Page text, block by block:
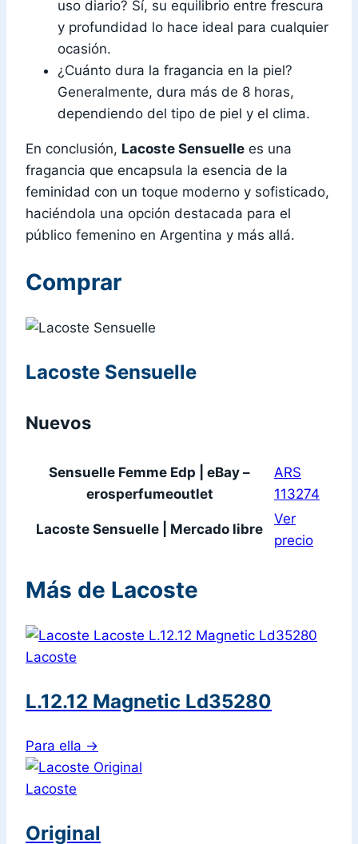
uso diario? Sí, su equilibrio entre frescura
y profundidad lo hace ideal para cualquier
ocasión.
¿Cuánto dura la fragancia en la piel?
Generalmente, dura más de 8 horas,
dependiendo del tipo de piel y el clima.
En conclusión, Lacoste Sensuelle es una
fragancia que encapsula la esencia de la
feminidad con un toque moderno y sofisticado,
haciéndola una opción destacada para el
público femenino en Argentina y más allá.
Comprar
Lacoste Sensuelle
Nuevos
Sensuelle Femme Edp | eBay –
erosperfumeoutlet
ARS
113274
Lacoste Sensuelle | Mercado libre
Ver
precio
Más de Lacoste
Lacoste
L.12.12 Magnetic Ld35280
Para ella →
Lacoste
Original